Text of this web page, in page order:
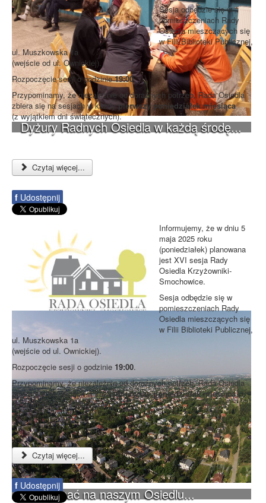
Dyżury Radnych Osiedla w każdą środę...
Co słychać na naszym Osiedlu...
Sesja odbędzie się w
pomieszczeniach Rady
Osiedla mieszczących się
w Filii Biblioteki Publicznej,
ul. Muszkowska 1a
(wejście od ul. Ownickiej).
Rozpoczęcie sesji o godzinie19:00.
Przypominamy, że niezależnie od doraźnych potrzeb, Rada Osiedla
zbiera się na sesjach w każdypierwszy poniedziałek miesiąca
(z wyjątkiem dni świątecznych).
Czytaj więcej...
f Udostępnij
Informujemy, że w dniu 5
maja 2025 roku
(poniedziałek) planowana
jest XVI sesja Rady
Osiedla Krzyżowniki-
Smochowice.
Sesja odbędzie się w
pomieszczeniach Rady
Osiedla mieszczących się
w Filii Biblioteki Publicznej,
ul. Muszkowska 1a
(wejście od ul. Ownickiej).
Rozpoczęcie sesji o godzinie 19:00.
Przypominamy, że niezależnie od doraźnych potrzeb, Rada Osiedla
zbiera się na sesjach w każdypierwszy poniedziałek miesiąca
(z wyjątkiem dni świątecznych).
Czytaj więcej...
f Udostępnij